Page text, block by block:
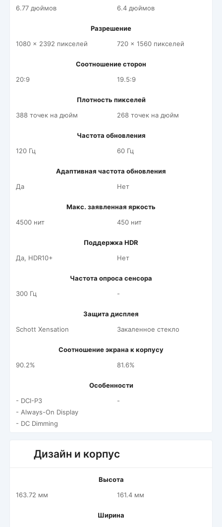
6.77 дюймов
6.4 дюймов
Разрешение
1080 x 2392 пикселей
720 x 1560 пикселей
Соотношение сторон
20:9
19.5:9
Плотность пикселей
388 точек на дюйм
268 точек на дюйм
Частота обновления
120 Гц
60 Гц
Адаптивная частота обновления
Да
Нет
Макс. заявленная яркость
4500 нит
450 нит
Поддержка HDR
Да, HDR10+
Нет
Частота опроса сенсора
300 Гц
-
Защита дисплея
Schott Xensation
Закаленное стекло
Соотношение экрана к корпусу
90.2%
81.6%
Особенности
- DCI-P3
- Always-On Display
- DC Dimming
-
Дизайн и корпус
Высота
163.72 мм
161.4 мм
Ширина